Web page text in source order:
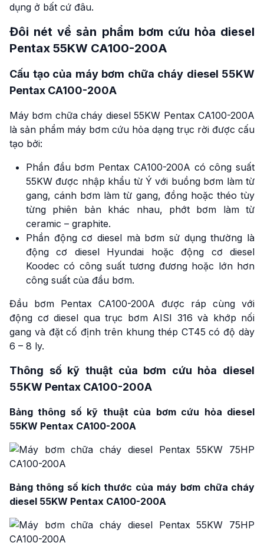
dụng ở bất cứ đâu.
Đôi nét về sản phẩm bơm cứu hỏa diesel
Pentax 55KW CA100-200A
Cấu tạo của máy bơm chữa cháy diesel 55KW
Pentax CA100-200A
Máy bơm chữa cháy diesel 55KW Pentax CA100-200A
là sản phẩm máy bơm cứu hỏa dạng trục rời được cấu
tạo bởi:
Phần đầu bơm Pentax CA100-200A có công suất
55KW được nhập khẩu từ Ý với buồng bơm làm từ
gang, cánh bơm làm từ gang, đồng hoặc théo tùy
từng phiên bản khác nhau, phớt bơm làm từ
ceramic – graphite.
Phần động cơ diesel mà bơm sử dụng thường là
động cơ diesel Hyundai hoặc động cơ diesel
Koodec có công suất tương đương hoặc lớn hơn
công suất của đầu bơm.
Đầu bơm Pentax CA100-200A được ráp cùng với
động cơ diesel qua trục bơm AISI 316 và khớp nối
gang và đặt cố định trên khung thép CT45 có độ dày
6 – 8 ly.
Thông số kỹ thuật của bơm cứu hỏa diesel
55KW Pentax CA100-200A
Bảng thông số kỹ thuật của bơm cứu hỏa diesel
55KW Pentax CA100-200A
Bảng thông số kích thước của máy bơm chữa cháy
diesel 55KW Pentax CA100-200A